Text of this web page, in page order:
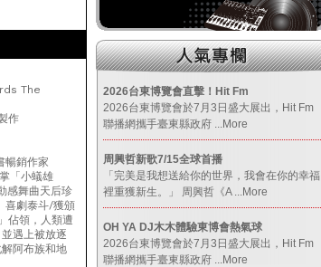
The
作
暢銷作家
「小蟻雄
感舞曲天后珍
喜劇泰斗/獲頒
佔領，人類遭
遇上被放逐
阿布族和地
【HitFm正在進行】
(南部)
HITO FUN 輕鬆-童童
【Next】
(聯播)週六 HIT DJ
【HitFm正在進行】
(宜蘭)
嗑音樂
【Next】
2026台東博覽會直擊！Hit Fm
2026台東博覽會於7月3日盛大展出，Hit Fm
聯播網攜手臺東縣政府 ...More
周興哲新歌7/15全球首播
「完美是我想送給你的世界，我會在你的幸福
裡重獲新生。」 周興哲《A ...More
OH YA DJ木木體驗東博會熱氣球
2026台東博覽會於7月3日盛大展出，Hit Fm
聯播網攜手臺東縣政府 ...More